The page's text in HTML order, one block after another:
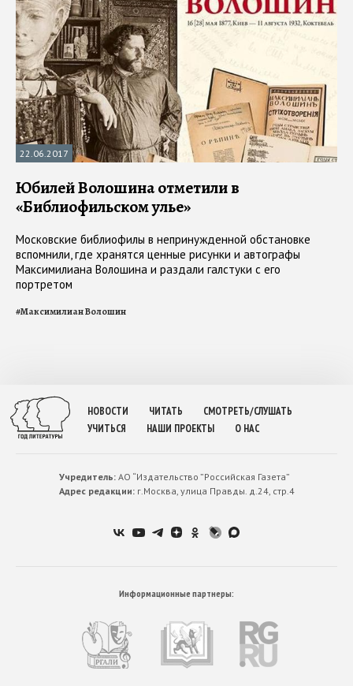
22.06.2017
Юбилей Волошина отметили в
«Библиофильском улье»
Московские библиофилы в непринужденной обстановке
вспомнили, где хранятся ценные рисунки и автографы
Максимилиана Волошина и раздали галстуки с его
портретом
#Максимилиан Волошин
НОВОСТИ ЧИТАТЬ
СМОТРЕТЬ/СЛУШАТЬ
УЧИТЬСЯ
НАШИ ПРОЕКТЫ О НАС
Учредитель:АО “Издательство ”Российская Газета”
Адрес редакции:г.Москва, улица Правды. д.24, стр.4
Информационные партнеры: